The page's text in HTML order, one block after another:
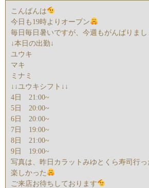
こんばんは
今日も19時よりオープン
毎日毎日暑いですが、今週もがんばりまし
↓本日の出勤↓
ユウキ
マキ
ミナミ
↓↓ユウキシフト↓↓
4日 21:00~
5日 20:00~
6日 20:00~
7日 19:00~
8日 21:00~
9日 19:00~
写真は、昨日カラットみゆとくら寿司行っ
楽しかった
ご来店お待ちしております